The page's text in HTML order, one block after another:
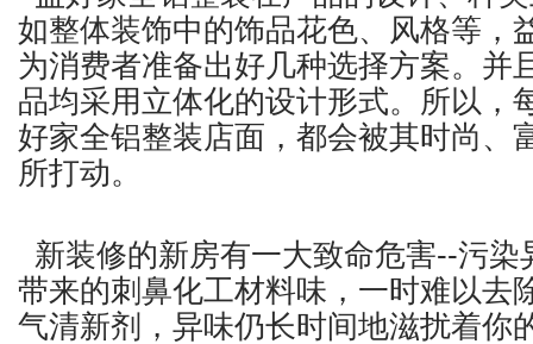
如整体装饰中的饰品花色、风格等，
为消费者准备出好几种选择方案。并
品均采用立体化的设计形式。所以，
好家全铝整装店面，都会被其时尚、
所打动。
新装修的新房有一大致命危害--污染
带来的刺鼻化工材料味，一时难以去
气清新剂，异味仍长时间地滋扰着你